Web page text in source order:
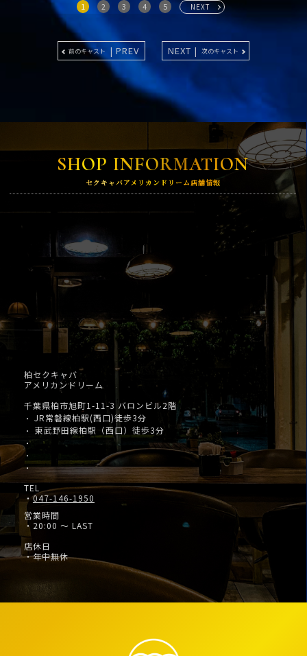
1 2 3 4 5 NEXT
前のキャスト | PREV NEXT | 次のキャスト
SHOP INFORMATION
セクキャバアメリカンドリーム店舗情報
柏セクキャバ
アメリカンドリーム
千葉県柏市旭町1-11-3 バロンビル2階
・ JR常磐線柏駅(西口)徒歩3分
・ 東武野田線柏駅（西口）徒歩3分
・
・
・
TEL
・047-146-1950
営業時間
・20:00 ～ LAST
店休日
・年中無休